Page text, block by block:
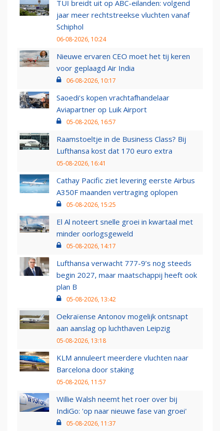
TUI breidt uit op ABC-eilanden: volgend
jaar meer rechtstreekse vluchten vanaf
Schiphol
06-08-2026, 10:24
Nieuwe ervaren CEO moet het tij keren
voor geplaagd Air India
06-08-2026, 10:17
Saoedi’s kopen vrachtafhandelaar
Aviapartner op Luik Airport
05-08-2026, 16:57
Raamstoeltje in de Business Class? Bij
Lufthansa kost dat 170 euro extra
05-08-2026, 16:41
Cathay Pacific ziet levering eerste Airbus
A350F maanden vertraging oplopen
05-08-2026, 15:25
El Al noteert snelle groei in kwartaal met
minder oorlogsgeweld
05-08-2026, 14:17
Lufthansa verwacht 777-9’s nog steeds
begin 2027, maar maatschappij heeft ook
plan B
05-08-2026, 13:42
Oekraïense Antonov mogelijk ontsnapt
aan aanslag op luchthaven Leipzig
05-08-2026, 13:18
KLM annuleert meerdere vluchten naar
Barcelona door staking
05-08-2026, 11:57
Willie Walsh neemt het roer over bij
IndiGo: 'op naar nieuwe fase van groei'
05-08-2026, 11:37